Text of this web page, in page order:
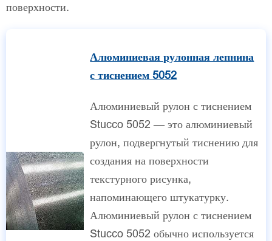
поверхности.
Алюминиевая рулонная лепнина
с тиснением 5052
Алюминиевый рулон с тиснением
Stucco 5052 — это алюминиевый
рулон, подвергнутый тиснению для
создания на поверхности
текстурного рисунка,
напоминающего штукатурку.
Алюминиевый рулон с тиснением
Stucco 5052 обычно используется